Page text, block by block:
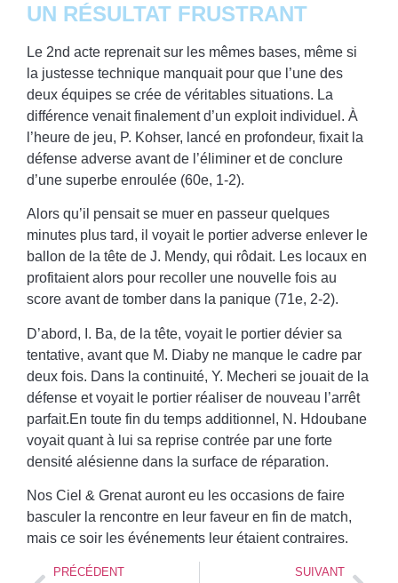
UN RÉSULTAT FRUSTRANT
Le 2nd acte reprenait sur les mêmes bases, même si
la justesse technique manquait pour que l’une des
deux équipes se crée de véritables situations. La
différence venait finalement d’un exploit individuel. À
l’heure de jeu, P. Kohser, lancé en profondeur, fixait la
défense adverse avant de l’éliminer et de conclure
d’une superbe enroulée (60e, 1-2).
Alors qu’il pensait se muer en passeur quelques
minutes plus tard, il voyait le portier adverse enlever le
ballon de la tête de J. Mendy, qui rôdait. Les locaux en
profitaient alors pour recoller une nouvelle fois au
score avant de tomber dans la panique (71e, 2-2).
D’abord, I. Ba, de la tête, voyait le portier dévier sa
tentative, avant que M. Diaby ne manque le cadre par
deux fois. Dans la continuité, Y. Mecheri se jouait de la
défense et voyait le portier réaliser de nouveau l’arrêt
parfait.En toute fin du temps additionnel, N. Hdoubane
voyait quant à lui sa reprise contrée par une forte
densité alésienne dans la surface de réparation.
Nos Ciel & Grenat auront eu les occasions de faire
basculer la rencontre en leur faveur en fin de match,
mais ce soir les événements leur étaient contraires.
PRÉCÉDENT SUIVANT